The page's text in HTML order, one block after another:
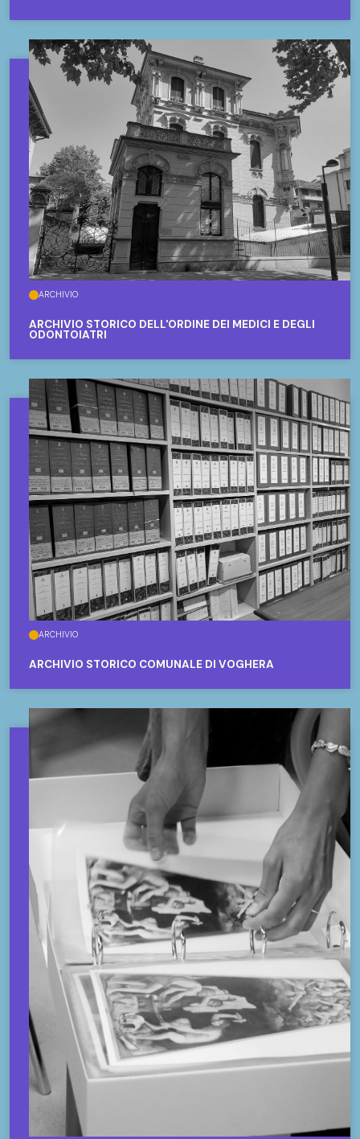
ARCHIVIO
ARCHIVIO STORICO DELL'ORDINE DEI MEDICI E DEGLI
ODONTOIATRI
ARCHIVIO
ARCHIVIO STORICO COMUNALE DI VOGHERA